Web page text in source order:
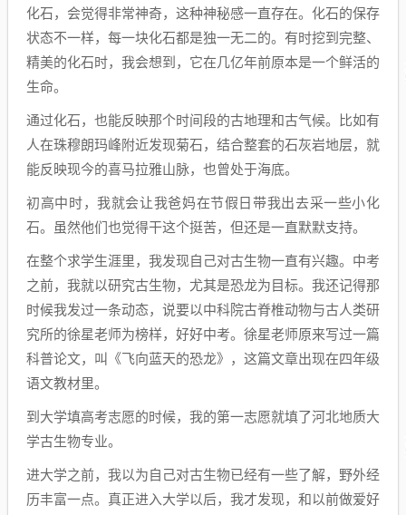
化石，会觉得非常神奇，这种神秘感一直存在。化石的保存
状态不一样，每一块化石都是独一无二的。有时挖到完整、
精美的化石时，我会想到，它在几亿年前原本是一个鲜活的
生命。
通过化石，也能反映那个时间段的古地理和古气候。比如有
人在珠穆朗玛峰附近发现菊石，结合整套的石灰岩地层，就
能反映现今的喜马拉雅山脉，也曾处于海底。
初高中时，我就会让我爸妈在节假日带我出去采一些小化
石。虽然他们也觉得干这个挺苦，但还是一直默默支持。
在整个求学生涯里，我发现自己对古生物一直有兴趣。中考
之前，我就以研究古生物，尤其是恐龙为目标。我还记得那
时候我发过一条动态，说要以中科院古脊椎动物与古人类研
究所的徐星老师为榜样，好好中考。徐星老师原来写过一篇
科普论文，叫《飞向蓝天的恐龙》，这篇文章出现在四年级
语文教材里。
到大学填高考志愿的时候，我的第一志愿就填了河北地质大
学古生物专业。
进大学之前，我以为自己对古生物已经有一些了解，野外经
历丰富一点。真正进入大学以后，我才发现，和以前做爱好